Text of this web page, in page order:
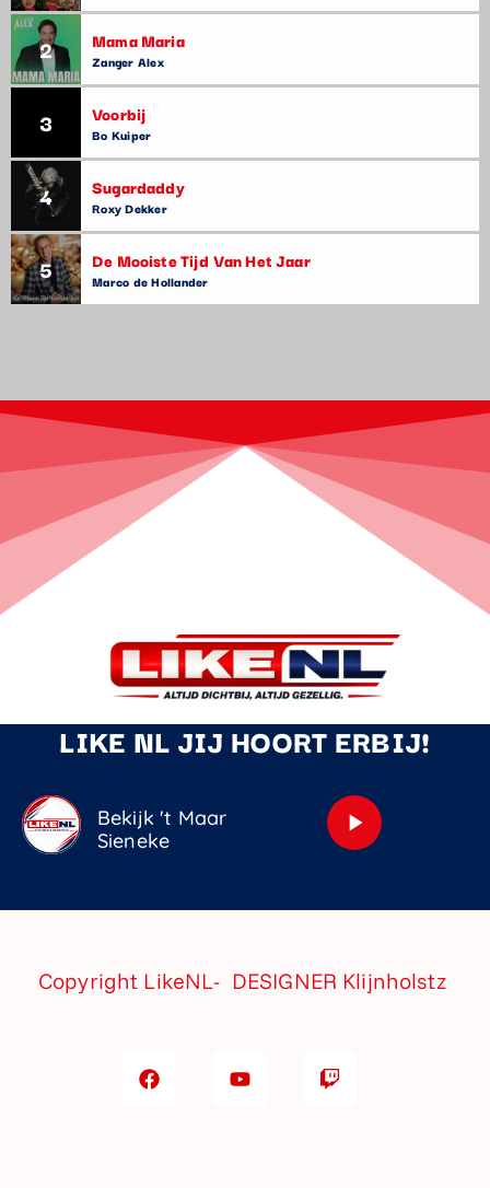
2 Mama Maria
Zanger Alex
3 Voorbij
Bo Kuiper
4 Sugardaddy
Roxy Dekker
5 De Mooiste Tijd Van Het Jaar
Marco de Hollander
LIKE NL JIJ HOORT ERBIJ!
Bekijk 't Maar
Sieneke
play_arrow
Copyright LikeNL- DESIGNER Klijnholstz